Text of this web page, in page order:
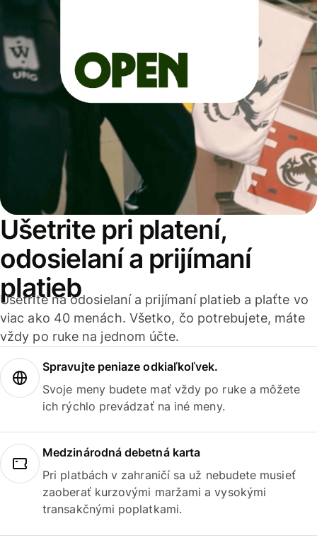
Ušetrite pri platení,
odosielaní a prijímaní
platieb
Ušetrite na odosielaní a prijímaní platieb a plaťte vo
viac ako 40 menách. Všetko, čo potrebujete, máte
vždy po ruke na jednom účte.
Spravujte peniaze odkiaľkoľvek.
Svoje meny budete mať vždy po ruke a môžete
ich rýchlo prevádzať na iné meny.
Medzinárodná debetná karta
Pri platbách v zahraničí sa už nebudete musieť
zaoberať kurzovými maržami a vysokými
transakčnými poplatkami.